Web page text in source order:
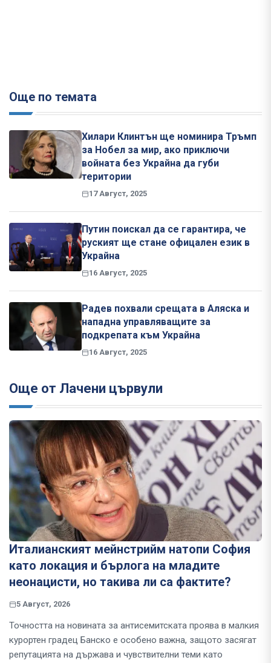
Още по темата
Хилари Клинтън ще номинира Тръмп
за Нобел за мир, ако приключи
войната без Украйна да губи
територии
17 Август, 2025
Путин поискал да се гарантира, че
руският ще стане офицален език в
Украйна
16 Август, 2025
Радев похвали срещата в Аляска и
нападна управляващите за
подкрепата към Украйна
16 Август, 2025
Още от Лачени цървули
Италианският мейнстрийм натопи София
като локация и бърлога на младите
неонацисти, но такива ли са фактите?
5 Август, 2026
Точността на новината за антисемитската проява в малкия
курортен градец Банско е особено важна, защото засягат
репутацията на държава и чувствителни теми като